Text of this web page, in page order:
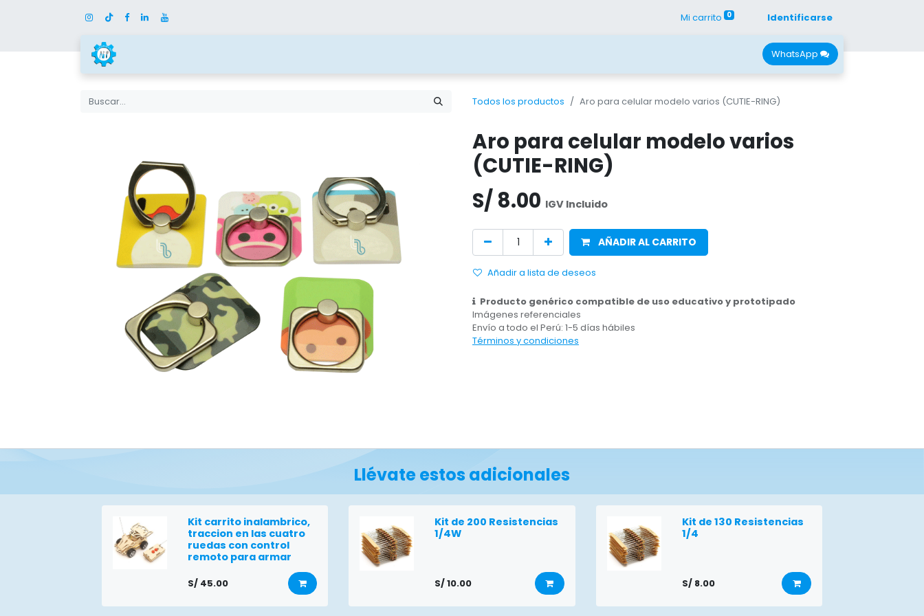
Mi carrito 0 Identificarse
WhatsApp
Todos los productos Aro para celular modelo varios (CUTIE-RING)
Aro para celular modelo varios
(CUTIE-RING)
S/8.00 IGV Incluido
AÑADIR AL CARRITO
Añadir a lista de deseos
Producto genérico compatible de uso educativo y prototipado
Imágenes referenciales
Envío a todo el Perú: 1-5 días hábiles
Términos y condiciones
Llévate estos adicionales
Kit carrito inalambrico,
traccion en las cuatro
ruedas con control
remoto para armar
S/ 45.00
Kit de 200 Resistencias
1/4W
S/10.00
Kit de 130 Resistencias
1/4
S/ 8.00